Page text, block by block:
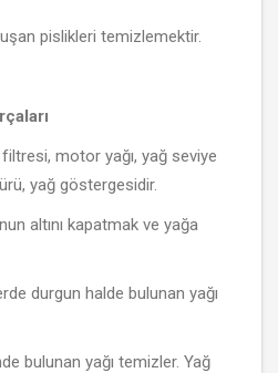
pislikleri temizlemektir.
motor yağı, yağ seviye
yağ göstergesidir.
altını kapatmak ve yağa
durgun halde bulunan yağı
bulunan yağı temizler. Yağ